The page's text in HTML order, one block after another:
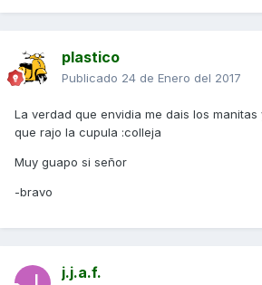
plastico
Publicado 24 de Enero del 2017
La verdad que envidia me dais los
que rajo la cupula :colleja
Muy guapo si señor
-bravo
j.j.a.f.